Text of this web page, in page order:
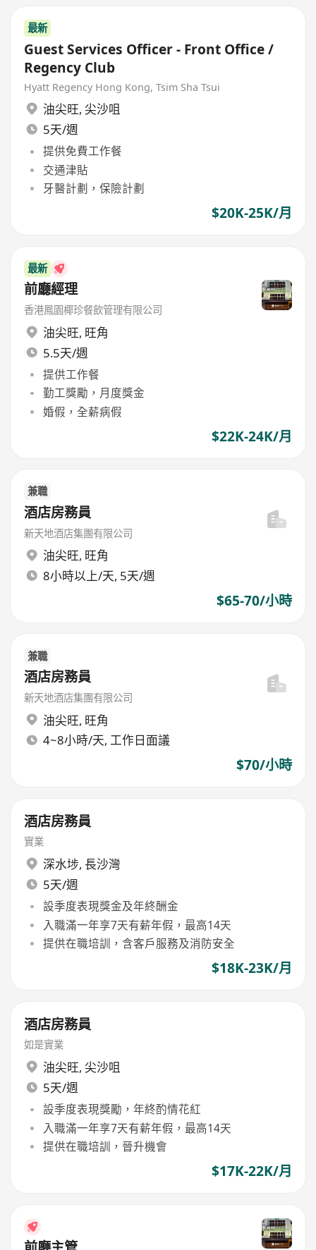
最新
Guest Services Officer - Front Office /
Regency Club
Hyatt Regency Hong Kong, Tsim Sha Tsui
油尖旺, 尖沙咀
5天/週
提供免費工作餐
交通津貼
牙醫計劃，保險計劃
$20K-25K/月
最新
前廳經理
香港鳳園椰珍餐飲管理有限公司
油尖旺, 旺角
5.5天/週
提供工作餐
勤工獎勵，月度獎金
婚假，全薪病假
$22K-24K/月
兼職
酒店房務員
新天地酒店集團有限公司
油尖旺, 旺角
8小時以上/天, 5天/週
$65-70/小時
兼職
酒店房務員
新天地酒店集團有限公司
油尖旺, 旺角
4~8小時/天, 工作日面議
$70/小時
酒店房務員
實業
深水埗, 長沙灣
5天/週
設季度表現獎金及年終酬金
入職滿一年享7天有薪年假，最高14天
提供在職培訓，含客戶服務及消防安全
$18K-23K/月
酒店房務員
如是實業
油尖旺, 尖沙咀
5天/週
設季度表現獎勵，年終酌情花紅
入職滿一年享7天有薪年假，最高14天
提供在職培訓，晉升機會
$17K-22K/月